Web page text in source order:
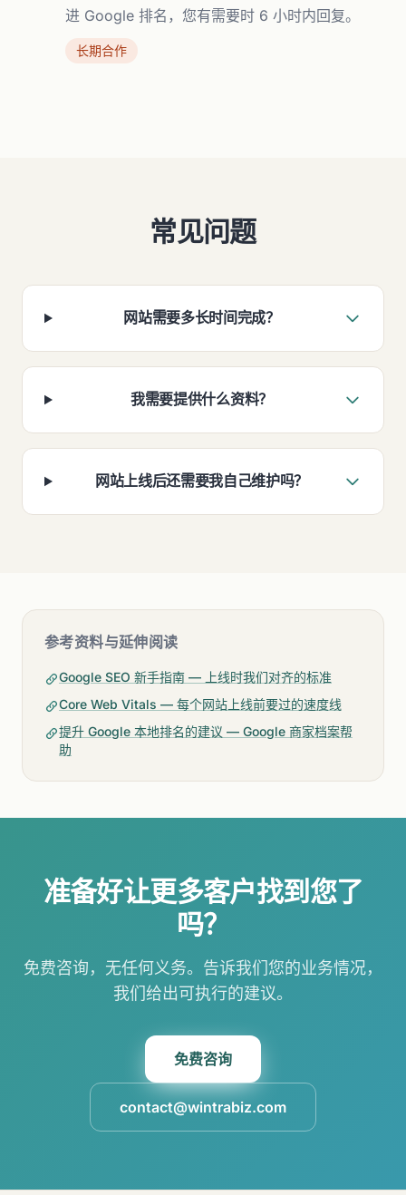
进 Google 排名，您有需要时 6 小时内回复。
长期合作
常见问题
网站需要多长时间完成？
我需要提供什么资料？
网站上线后还需要我自己维护吗？
参考资料与延伸阅读
Google SEO 新手指南 — 上线时我们对齐的标准
Core Web Vitals — 每个网站上线前要过的速度线
提升 Google 本地排名的建议 — Google 商家档案帮
助
准备好让更多客户找到您了
吗？
免费咨询，无任何义务。告诉我们您的业务情况，
我们给出可执行的建议。
免费咨询
contact@wintrabiz.com